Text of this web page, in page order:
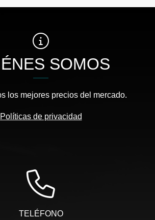
SOMOS
los mejores precios del mercado.
Políticas de privacidad
TELÉFONO